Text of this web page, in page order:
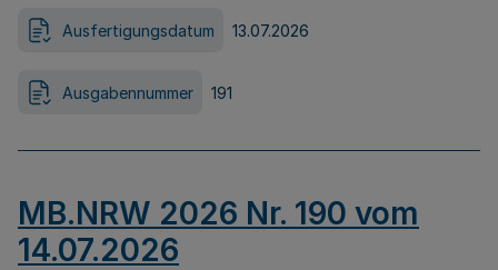
Ausfertigungsdatum 13.07.2026
Ausgabennummer 191
MB.NRW 2026 Nr. 190 vom
14.07.2026